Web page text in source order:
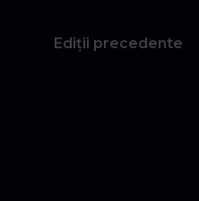
Ediții precedente